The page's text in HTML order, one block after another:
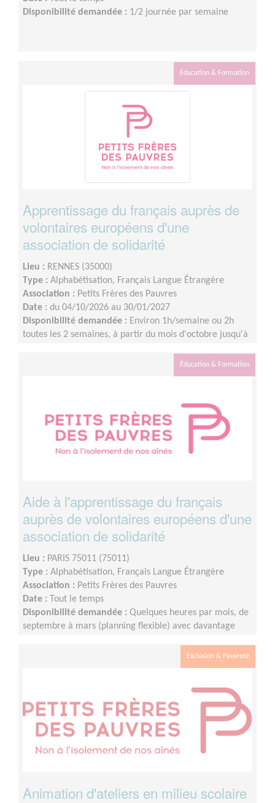
Disponibilité demandée : 1/2 journée par semaine
Éducation & Formation
Apprentissage du français auprès de
volontaires européens d'une
association de solidarité
Lieu : RENNES (35000)
Type : Alphabétisation, Français Langue Étrangère
Association : Petits Frères des Pauvres
Date : du 04/10/2026 au 30/01/2027
Disponibilité demandée : Environ 1h/semaine ou 2h
toutes les 2 semaines, à partir du mois d'octobre jusqu'à
Éducation & Formation
Aide à l'apprentissage du français
auprès de volontaires européens d'une
association de solidarité
Lieu : PARIS 75011 (75011)
Type : Alphabétisation, Français Langue Étrangère
Association : Petits Frères des Pauvres
Date : Tout le temps
Disponibilité demandée : Quelques heures par mois, de
septembre à mars (planning flexible) avec davantage
Exclusion & Pauvreté
Animation d'ateliers en milieu scolaire